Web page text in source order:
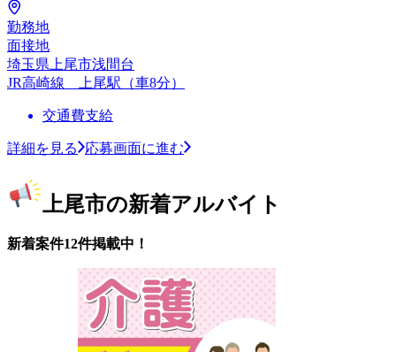
勤務地
面接地
埼玉県上尾市浅間台
JR高崎線 上尾駅（車8分）
交通費支給
詳細を見る 応募画面に進む
上尾市の新着アルバイト
新着案件12件掲載中！